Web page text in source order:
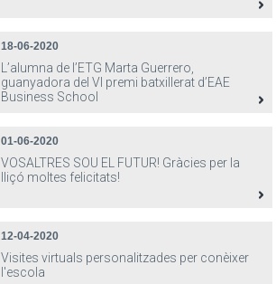
18-06-2020
L’alumna de l’ETG Marta Guerrero,
guanyadora del VI premi batxillerat d’EAE
Business School
01-06-2020
VOSALTRES SOU EL FUTUR! Gràcies per la
lliçó moltes felicitats!
12-04-2020
Visites virtuals personalitzades per conèixer
l'escola